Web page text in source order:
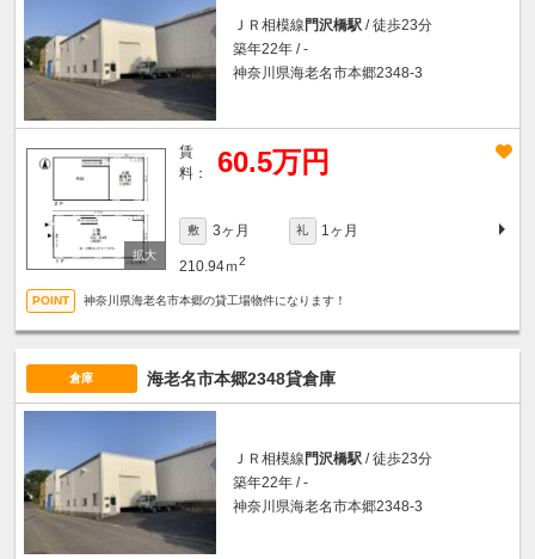
ＪＲ相模線 門沢橋駅 / 徒歩23分
築年22年 / -
神奈川県海老名市本郷2348-3
賃
料：
60.5万円
敷 3ヶ月 礼 1ヶ月
210.94ｍ2
神奈川県海老名市本郷の貸工場物件になります！
倉庫 海老名市本郷2348貸倉庫
ＪＲ相模線 門沢橋駅 / 徒歩23分
築年22年 / -
神奈川県海老名市本郷2348-3